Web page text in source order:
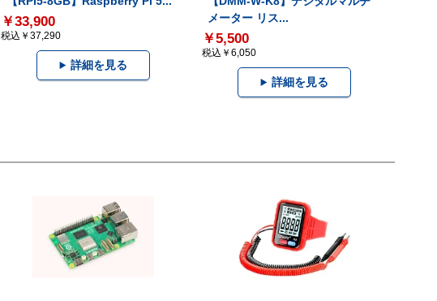
￥33,900
税込￥37,290
詳細を見る
メーター リス...
￥5,500
税込￥6,050
詳細を見る